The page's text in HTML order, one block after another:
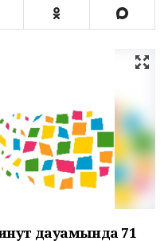
дауамында 71